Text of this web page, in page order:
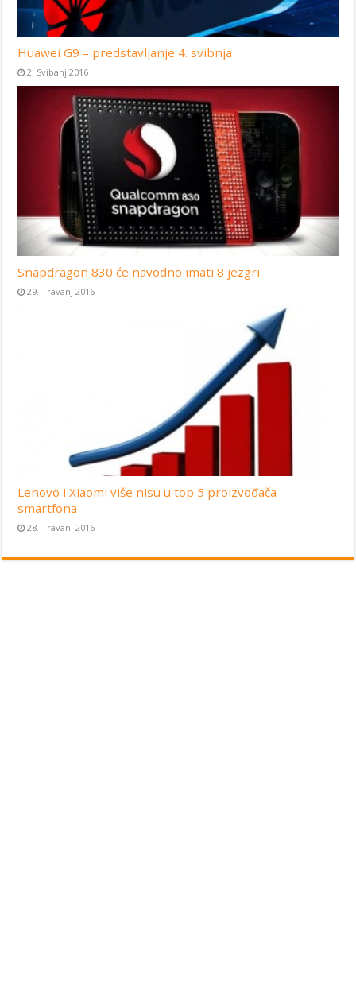
Huawei G9 – predstavljanje 4. svibnja
2. Svibanj 2016
Snapdragon 830 će navodno imati 8 jezgri
29. Travanj 2016
Lenovo i Xiaomi više nisu u top 5 proizvođača
smartfona
28. Travanj 2016